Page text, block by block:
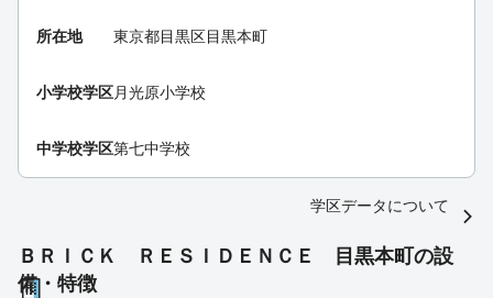
所在地 東京都目黒区目黒本町
小学校学区月光原小学校
中学校学区第七中学校
学区データについて
ＢＲＩＣＫ ＲＥＳＩＤＥＮＣＥ 目黒本町の設
備・特徴